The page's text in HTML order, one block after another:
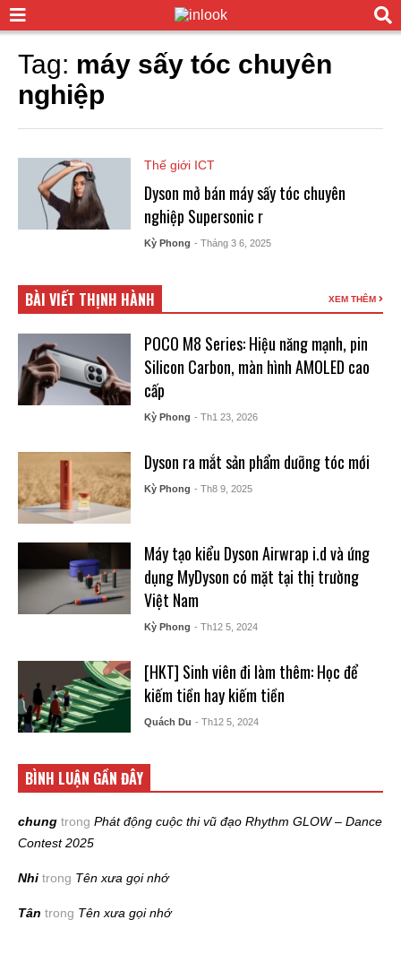
Tag: máy sấy tóc chuyên
nghiệp
Thế giới ICT
Dyson mở bán máy sấy tóc chuyên
nghiệp Supersonic r
Kỳ Phong - Tháng 3 6, 2025
BÀI VIẾT THỊNH HÀNH XEM THÊM
POCO M8 Series: Hiệu năng mạnh, pin
Silicon Carbon, màn hình AMOLED cao
cấp
Kỳ Phong - Th1 23, 2026
Dyson ra mắt sản phẩm dưỡng tóc mới
Kỳ Phong - Th8 9, 2025
Máy tạo kiểu Dyson Airwrap i.d và ứng
dụng MyDyson có mặt tại thị trường
Việt Nam
Kỳ Phong - Th12 5, 2024
[HKT] Sinh viên đi làm thêm: Học để
kiếm tiền hay kiếm tiền
Quách Du - Th12 5, 2024
BÌNH LUẬN GẦN ĐÂY
chung trong Phát động cuộc thi vũ đạo Rhythm GLOW – Dance
Contest 2025
Nhi trong Tên xưa gọi nhớ
Tân trong Tên xưa gọi nhớ